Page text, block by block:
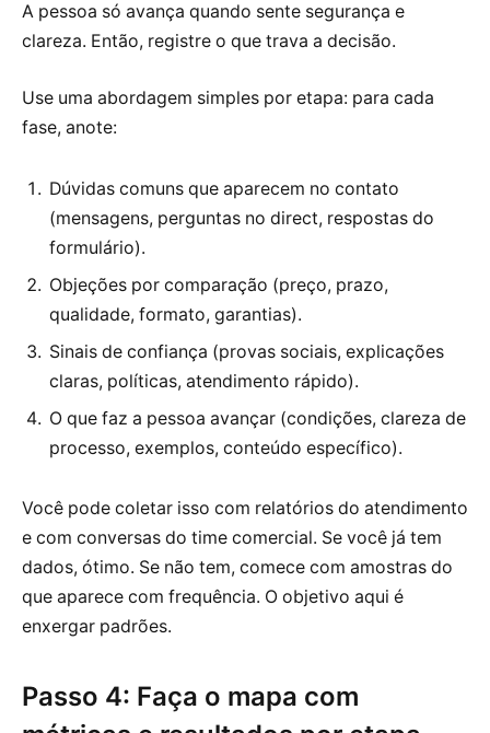
A pessoa só avança quando sente segurança e
clareza. Então, registre o que trava a decisão.
Use uma abordagem simples por etapa: para cada
fase, anote:
Dúvidas comuns que aparecem no contato
(mensagens, perguntas no direct, respostas do
formulário).
Objeções por comparação (preço, prazo,
qualidade, formato, garantias).
Sinais de confiança (provas sociais, explicações
claras, políticas, atendimento rápido).
O que faz a pessoa avançar (condições, clareza de
processo, exemplos, conteúdo específico).
Você pode coletar isso com relatórios do atendimento
e com conversas do time comercial. Se você já tem
dados, ótimo. Se não tem, comece com amostras do
que aparece com frequência. O objetivo aqui é
enxergar padrões.
Passo 4: Faça o mapa com